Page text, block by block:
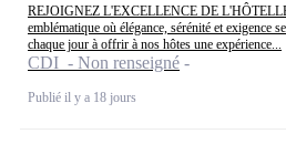
REJOIGNEZ L'EXCELLENCE DE
emblématique où élégance, sérénité et exigence
chaque jour à offrir à nos hôtes une expérience...
CDI - Non renseigné
Publié il y a 18 jours